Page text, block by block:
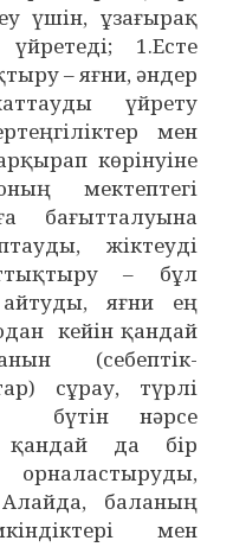
үшін, ұзағырақ
1.Есте
– яғни, әндер
үйрету
мен
көрінуіне
оның мектептегі
бағытталуына
жіктеуді
– бұл
яғни ең
кейін қандай
(себептік-
сұрау, түрлі
бүтін нәрсе
қандай да бір
баланың
мен